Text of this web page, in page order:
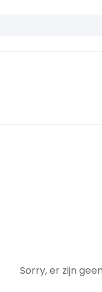
Sorry, er zijn